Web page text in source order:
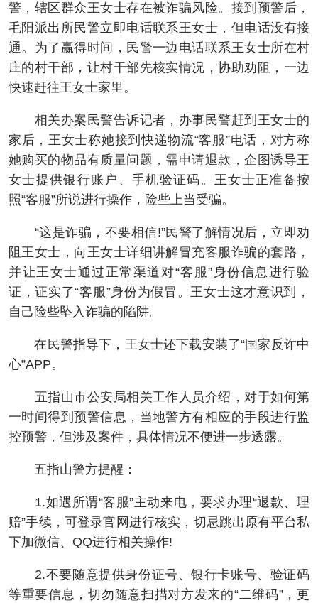
警，辖区群众王女士存在被诈骗风险。接到预警后，
毛阳派出所民警立即电话联系王女士，但电话没有接
通。为了赢得时间，民警一边电话联系王女士所在村
庄的村干部，让村干部先核实情况，协助劝阻，一边
快速赶往王女士家里。
相关办案民警告诉记者，办事民警赶到王女士的
家后，王女士称她接到快递物流“客服”电话，对方称
她购买的物品有质量问题，需申请退款，企图诱导王
女士提供银行账户、手机验证码。王女士正准备按
照“客服”所说进行操作，险些上当受骗。
“这是诈骗，不要相信!”民警了解情况后，立即劝
阻王女士，向王女士详细讲解冒充客服诈骗的套路，
并让王女士通过正常渠道对“客服”身份信息进行验
证，证实了“客服”身份为假冒。王女士这才意识到，
自己险些坠入诈骗的陷阱。
在民警指导下，王女士还下载安装了“国家反诈中
心”APP。
五指山市公安局相关工作人员介绍，对于如何第
一时间得到预警信息，当地警方有相应的手段进行监
控预警，但涉及案件，具体情况不便进一步透露。
五指山警方提醒：
1.如遇所谓“客服”主动来电，要求办理“退款、理
赔”手续，可登录官网进行核实，切忌跳出原有平台私
下加微信、QQ进行相关操作!
2.不要随意提供身份证号、银行卡账号、验证码
等重要信息，切勿随意扫描对方发来的“二维码”，更